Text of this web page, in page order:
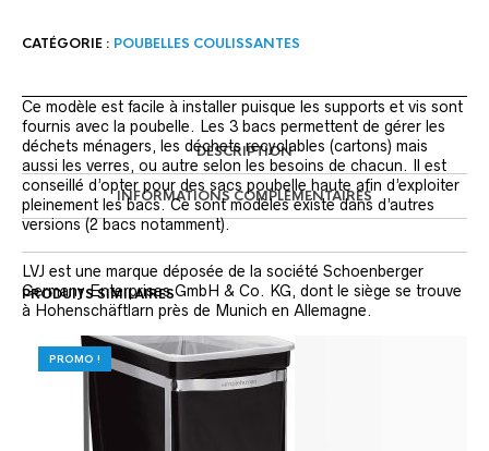
CATÉGORIE : POUBELLES COULISSANTES
DESCRIPTION
INFORMATIONS COMPLÉMENTAIRES
Ce modèle est facile à installer puisque les supports et vis sont
fournis avec la poubelle. Les 3 bacs permettent de gérer les
déchets ménagers, les déchets recyclables (cartons) mais
aussi les verres, ou autre selon les besoins de chacun. Il est
conseillé d’opter pour des sacs poubelle haute afin d’exploiter
pleinement les bacs. Ce sont modèles existe dans d’autres
versions (2 bacs notamment).
LVJ est une marque déposée de la société Schoenberger
Germany Enterprises GmbH & Co. KG, dont le siège se trouve
à Hohenschäftlarn près de Munich en Allemagne.
Caractéristiques de la poubelle 3
bacs (3X10 litres)
PRODUITS SIMILAIRES
PROMO !